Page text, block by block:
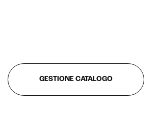
GESTIONE CATALOGO